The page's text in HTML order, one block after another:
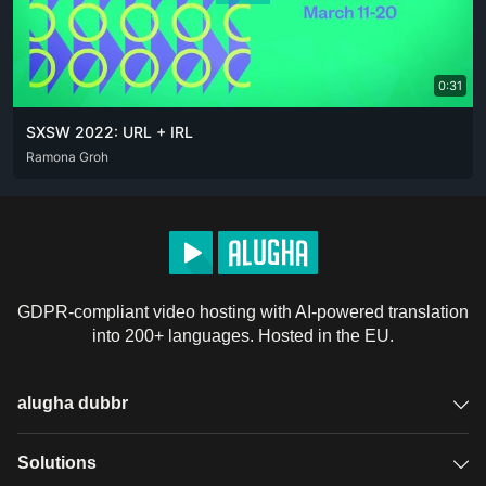
0:31
SXSW 2022: URL + IRL
ENG
Ramona Groh
GDPR-compliant video hosting with AI-powered translation
into 200+ languages. Hosted in the EU.
alugha dubbr
Overview
Solutions